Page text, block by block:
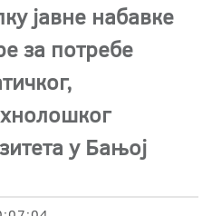
јавне набавке
за потребе
у Бањој